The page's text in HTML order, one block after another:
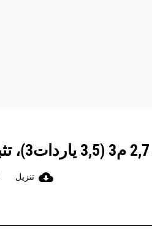
cloud_download تنزيل